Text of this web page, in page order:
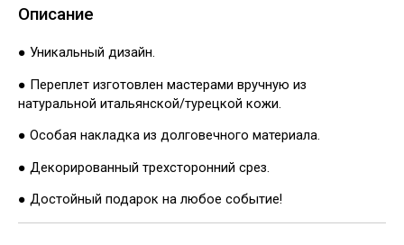
Описание
● Уникальный дизайн.
● Переплет изготовлен мастерами вручную из
натуральной итальянской/турецкой кожи.
● Особая накладка из долговечного материала.
● Декорированный трехсторонний срез.
● Достойный подарок на любое событие!